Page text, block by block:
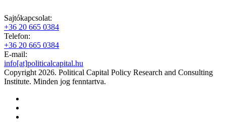
Sajtókapcsolat:
+36 20 665 0384
Telefon:
+36 20 665 0384
E-mail:
info[at]politicalcapital.hu
Copyright 2026. Political Capital Policy Research and Consulting
Institute. Minden jog fenntartva.